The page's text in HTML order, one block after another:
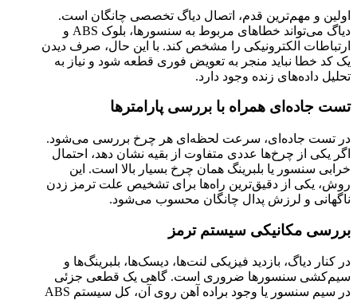
اولین و مهم‌ترین قدم، اتصال دیاگ تخصصی چانگان است.
دیاگ می‌تواند خطاهای مربوط به سنسورها، بلوک ABS و
ارتباطات الکترونیکی را مشخص کند. با این حال، صرف دیدن
یک کد خطا نباید منجر به تعویض فوری قطعه شود و نیاز به
تحلیل داده‌های زنده وجود دارد.
تست جاده‌ای همراه با بررسی پارامترها
در تست جاده‌ای، سرعت لحظه‌ای هر چرخ بررسی می‌شود.
اگر یکی از چرخ‌ها عددی متفاوت از بقیه نشان دهد، احتمال
خرابی سنسور یا بلبرینگ همان چرخ بسیار بالا است. این
روش، یکی از دقیق‌ترین راه‌ها برای تشخیص علت ترمز زدن
ناگهانی و لرزش پدال چانگان محسوب می‌شود.
بررسی مکانیکی سیستم ترمز
در کنار دیاگ، بازدید فیزیکی لنت‌ها، دیسک‌ها، بلبرینگ‌ها و
سیم‌کشی سنسورها ضروری است. گاهی یک قطعی جزئی
در سیم سنسور یا وجود براده آهن روی آن، کل سیستم ABS